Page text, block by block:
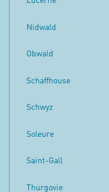
Nidwald
Obwald
Schaffhouse
Schwyz
Soleure
Saint-Gall
Thurgovie